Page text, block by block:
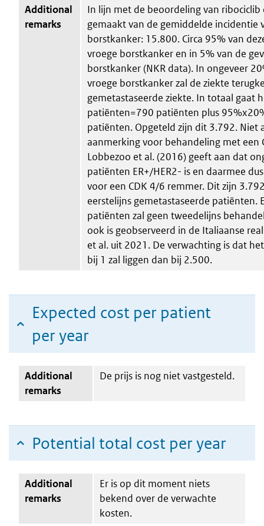
Additional
remarks
In lijn met de beoordeling van ribociclib
gemaakt van de gemiddelde incidentie
borstkanker: 15.800. Circa 95% van
vroege borstkanker en in 5% van de
borstkanker (NKR data). In ongeveer
vroege borstkanker zal de ziekte
gemetastaseerde ziekte. In totaal gaat
patiënten=790 patiënten plus
patiënten. Opgeteld zijn dit 3.792. Niet
aanmerking voor behandeling met een
Lobbezoo et al. (2016) geeft aan dat
patiënten ER+/HER2- is en daarmee
voor een CDK 4/6 remmer. Dit zijn
eerstelijns gemetastaseerde patiënten.
patiënten zal geen tweedelijns
ook is geobserveerd in de Italiaanse
et al. uit 2021. De verwachting is dat
bij 1 zal liggen dan bij 2.500.
Expected cost per patient
per year
Additional
remarks
De prijs is nog niet vastgesteld.
Potential total cost per year
Additional
remarks
Er is op dit moment niets
bekend over de verwachte
kosten.